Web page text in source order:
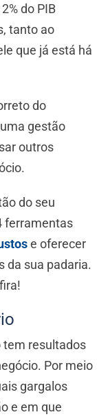
do PIB
tanto ao
que já está há
do
gestão
outros
do seu
ferramentas
e oferecer
da sua padaria.
tem resultados
Por meio
gargalos
e em que